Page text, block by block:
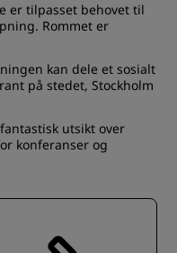
er tilpasset behovet til
Rommet er
kan dele et sosialt
på stedet, Stockholm
utsikt over
konferanser og